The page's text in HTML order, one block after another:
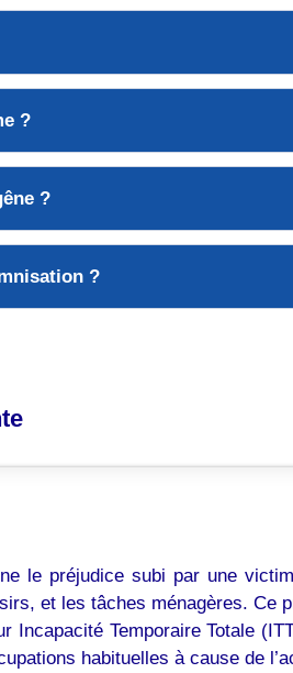
?
?
?
le préjudice subi par une
et les tâches ménagères. Ce
Incapacité Temporaire Totale
habituelles à cause de